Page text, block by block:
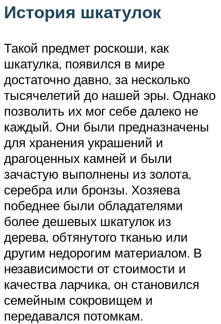
История шкатулок
Такой предмет роскоши, как
шкатулка, появился в мире
достаточно давно, за несколько
тысячелетий до нашей эры. Однако
позволить их мог себе далеко не
каждый. Они были предназначены
для хранения украшений и
драгоценных камней и были
зачастую выполнены из золота,
серебра или бронзы. Хозяева
победнее были обладателями
более дешевых шкатулок из
дерева, обтянутого тканью или
другим недорогим материалом. В
независимости от стоимости и
качества ларчика, он становился
семейным сокровищем и
передавался потомкам.